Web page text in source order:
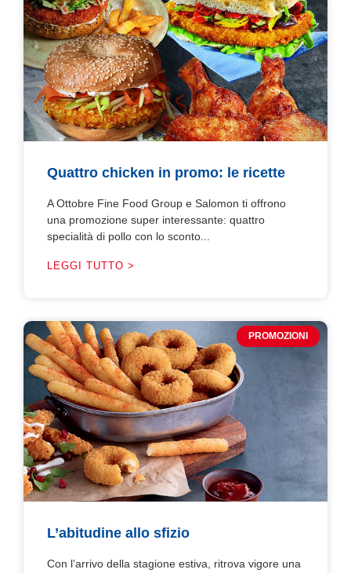
Quattro chicken in promo: le ricette
A Ottobre Fine Food Group e Salomon ti offrono
una promozione super interessante: quattro
specialità di pollo con lo sconto...
LEGGI TUTTO >
PROMOZIONI
L’abitudine allo sfizio
Con l’arrivo della stagione estiva, ritrova vigore una